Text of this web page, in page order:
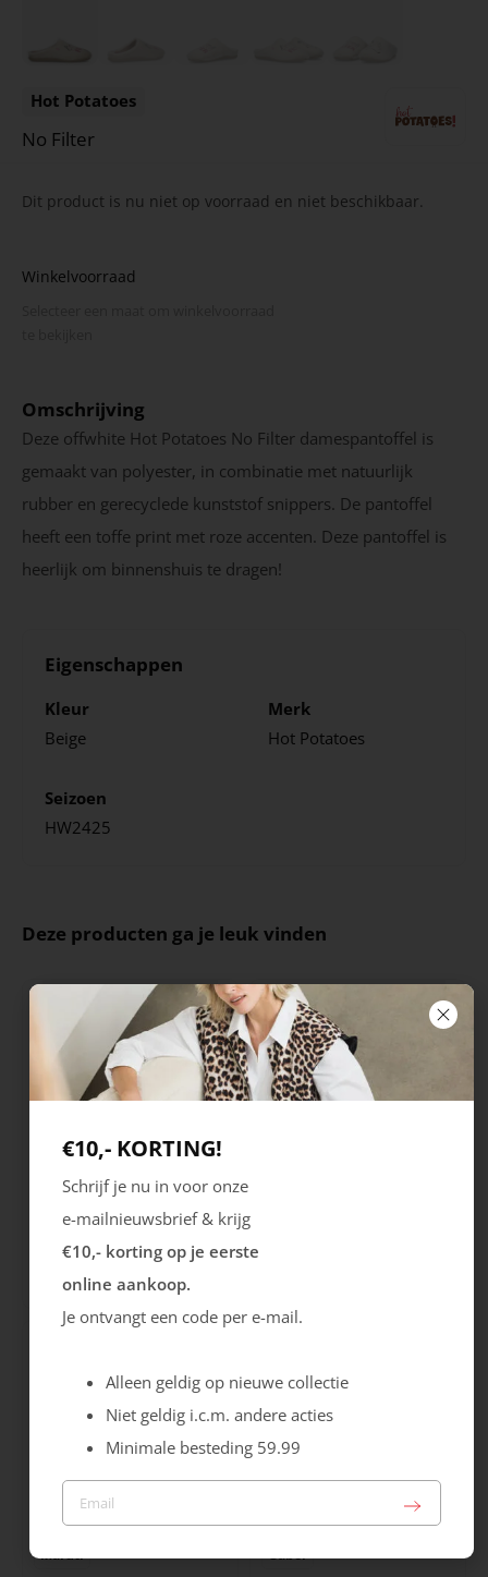
Hot Potatoes
No Filter
Dit product is nu niet op voorraad en niet beschikbaar.
Winkelvoorraad
Omschrijving
Deze offwhite Hot Potatoes No Filter damespantoffel is
gemaakt van polyester, in combinatie met natuurlijk
rubber en gerecyclede kunststof snippers. De pantoffel
heeft een toffe print met roze accenten. Deze pantoffel is
heerlijk om binnenshuis te dragen!
Eigenschappen
Kleur
Beige
Merk
Hot Potatoes
Seizoen
HW2425
Deze producten ga je leuk vinden
Rieker
Cristallino
99.99
Maruti Gabor
€10,- KORTING!
Schrijf je nu in voor onze
e-mailnieuwsbrief & krijg
€10,- korting op je eerste
online aankoop.
Je ontvangt een code per e-mail.
Alleen geldig op nieuwe collectie
Niet geldig i.c.m. andere acties
Minimale besteding 59.99